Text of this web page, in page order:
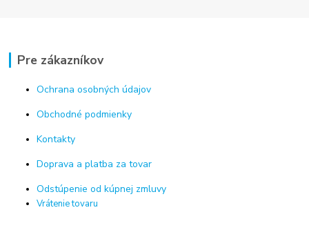
Pre zákazníkov
Ochrana osobných údajov
Obchodné podmienky
Kontakty
Doprava a platba za tovar
Odstúpenie od kúpnej zmluvy
Vrátenie tovaru